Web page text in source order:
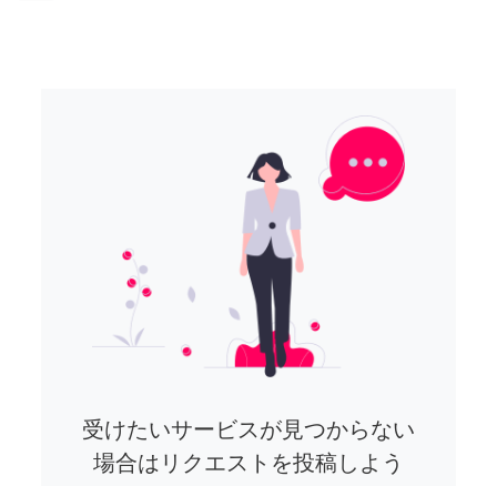
受けたいサービスが見つからない
場合はリクエストを投稿しよう